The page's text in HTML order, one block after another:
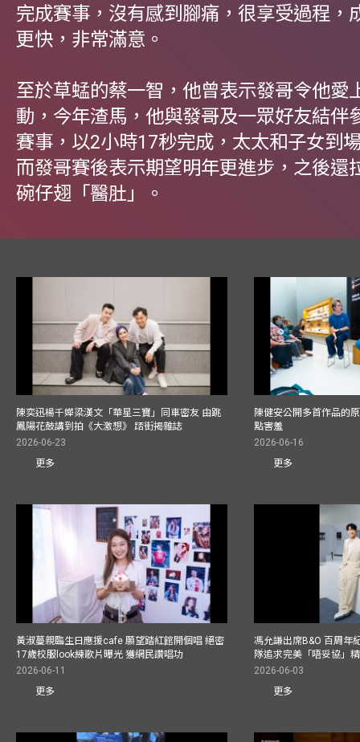
完成賽事，沒有感到腳痛，很享受過程，
更快，非常滿意。
至於草蜢的蔡一智，他曾表示發哥令他愛
動，今年渣馬，他與發哥及一眾好友結伴
賽事，以2小時17秒完成，太太和子女到
而發哥賽後表示期望明年更進步，之後還
碗仔翅「醫肚」。
陳奕迅楊千嬅梁漢文「華星三寶」同車密友 由跳
鳳陽花鼓講到拍《大激想》 踎街揭雜誌
2026-06-23
更多
陳健安公開多首作品的
點害羞
2026-06-16
更多
黃淑蔓親臨生日應援cafe 願望踏紅館開個唱 絕密
17歲校服look練歌片曝光 獲網民讚唱功
2026-06-11
更多
馮允謙出席B&O 百周年
隊追求完美「唔妥協」
2026-06-03
更多